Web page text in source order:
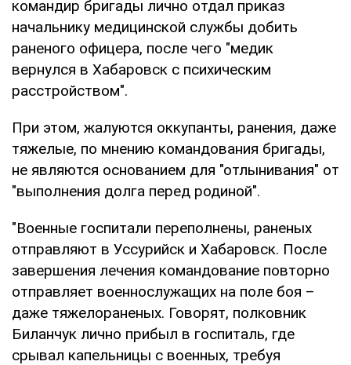
командир бригады лично отдал приказ
начальнику медицинской службы добить
раненого офицера, после чего "медик
вернулся в Хабаровск с психическим
расстройством".
При этом, жалуются оккупанты, ранения, даже
тяжелые, по мнению командования бригады,
не являются основанием для "отлынивания" от
"выполнения долга перед родиной".
"Военные госпитали переполнены, раненых
отправляют в Уссурийск и Хабаровск. После
завершения лечения командование повторно
отправляет военнослужащих на поле боя –
даже тяжелораненых. Говорят, полковник
Биланчук лично прибыл в госпиталь, где
срывал капельницы с военных, требуя